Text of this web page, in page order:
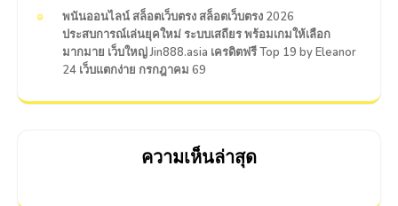
พนันออนไลน์ สล็อตเว็บตรง สล็อตเว็บตรง 2026
ประสบการณ์เล่นยุคใหม่ ระบบเสถียร พร้อมเกมให้เลือก
มากมาย เว็บใหญ่ Jin888.asia เครดิตฟรี Top 19 by Eleanor
24 เว็บแตกง่าย กรกฎาคม 69
ความเห็นล่าสุด